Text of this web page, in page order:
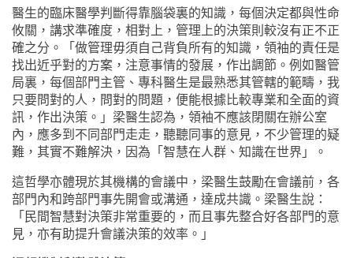
醫生的臨床醫學判斷得靠腦袋裏的知識，每個決定都與性命
攸關，講求準確度，相對上，管理上的決策則較沒有正不正
確之分。「做管理毋須自己背負所有的知識，領袖的責任是
找出近乎對的方案，注意事情的發展，作出調節。例如醫管
局裏，每個部門主管、專科醫生是最熟悉其管轄的範疇，我
只要問對的人，問對的問題，便能根據比較專業和全面的資
訊，作出決策。」梁醫生認為，領袖不應該閉關在辦公室
內，應多到不同部門走走，聽聽同事的意見，不少管理的疑
難，其實不難解決，因為「智慧在人群、知識在世界」。
這哲學亦體現於其機構的會議中，梁醫生鼓勵在會議前，各
部門內和跨部門事先開會或溝通，達成共識。梁醫生說：
「民間智慧對決策非常重要的，而且事先整合好各部門的意
見，亦有助提升會議決策的效率。」